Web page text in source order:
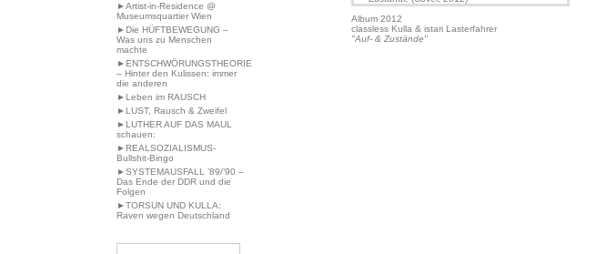
►Artist-in-Residence @
Museumsquartier Wien
►Die HÜFTBEWEGUNG –
Was uns zu Menschen
machte
►ENTSCHWÖRUNGSTHEORIE
– Hinter den Kulissen: immer
die anderen
►Leben im RAUSCH
►LUST, Rausch & Zweifel
►LUTHER AUF DAS MAUL
schauen:
►REALSOZIALISMUS-
Bullshit-Bingo
►SYSTEMAUSFALL ’89/’90 –
Das Ende der DDR und die
Folgen
►TORSUN UND KULLA:
Raven wegen Deutschland
Album 2012
classless Kulla & istari Lasterfahrer
"Auf- & Zustände"